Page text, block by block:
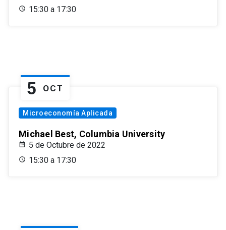
15:30 a 17:30
5 OCT
Microeconomía Aplicada
Michael Best, Columbia University
5 de Octubre de 2022
15:30 a 17:30